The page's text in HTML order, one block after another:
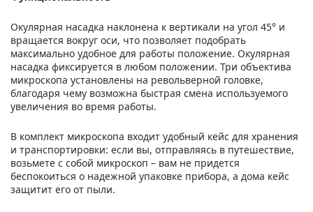
Окулярная насадка наклонена к вертикали на угол 45° и
вращается вокруг оси, что позволяет подобрать
максимально удобное для работы положение. Окулярная
насадка фиксируется в любом положении. Три объектива
микроскопа установлены на револьверной головке,
благодаря чему возможна быстрая смена используемого
увеличения во время работы.
В комплект микроскопа входит удобный кейс для хранения
и транспортировки: если вы, отправляясь в путешествие,
возьмете с собой микроскоп – вам не придется
беспокоиться о надежной упаковке прибора, а дома кейс
защитит его от пыли.